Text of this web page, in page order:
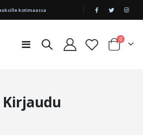
|
kotimaassa
Toggle
Cart
0tuotetta
Kirjaudu